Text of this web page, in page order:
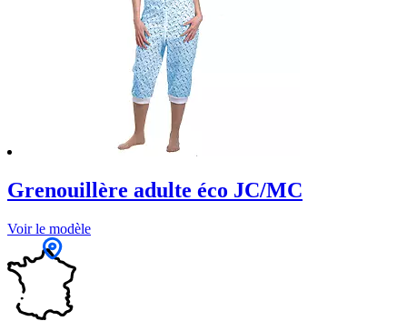
Grenouillère adulte éco JC/MC
Voir le modèle